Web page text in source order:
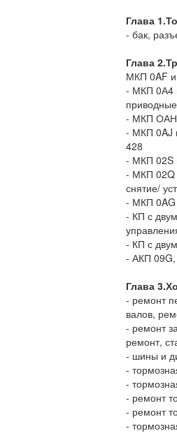
Глава
- бак,
Глава
МКП 0AF и
- МКП 0А4
- МКП ОАН
- МКП 0AJ
428
- МКП 02S
- МКП 02Q
снятие/
- МКП 0AG
- КП с
- КП с
- АКП 09G,
Глава
- ремонт
валов,
- ремонт
ремонт,
- шины и
-
-
- ремонт
- ремонт
-